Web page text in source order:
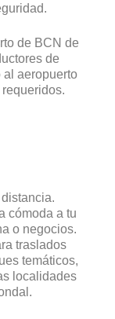
de BCN de
de
aeropuerto
.
cómoda a tu
o negocios.
traslados
temáticos,
localidades